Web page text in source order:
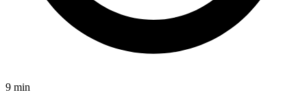
9 min